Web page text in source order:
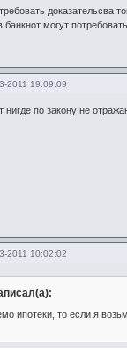
доказательсва
банкнот могут
2011 19:09:09
нигде по закону не
2011 10:02:02
ипотеки, то если я